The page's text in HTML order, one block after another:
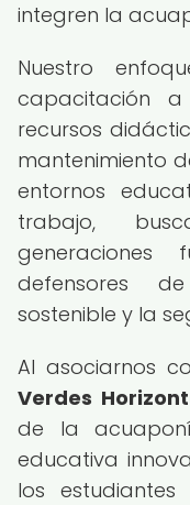
integren la
Nuestro
capacitación a
recursos
mantenimiento
entornos
trabajo,
generaciones
defensores
sostenible y la
Al asociarnos
Verdes
de la
educativa
los